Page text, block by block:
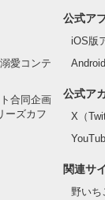
愛コンテ
合同企画
ーズカフ
公式ア
iOS版
公式ア
X（
関連サ
野いち